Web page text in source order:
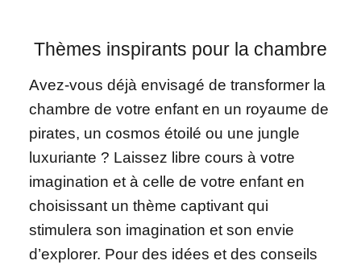
Thèmes inspirants pour la chambre
Avez-vous déjà envisagé de transformer la
chambre de votre enfant en un royaume de
pirates, un cosmos étoilé ou une jungle
luxuriante ? Laissez libre cours à votre
imagination et à celle de votre enfant en
choisissant un thème captivant qui
stimulera son imagination et son envie
d’explorer. Pour des idées et des conseils